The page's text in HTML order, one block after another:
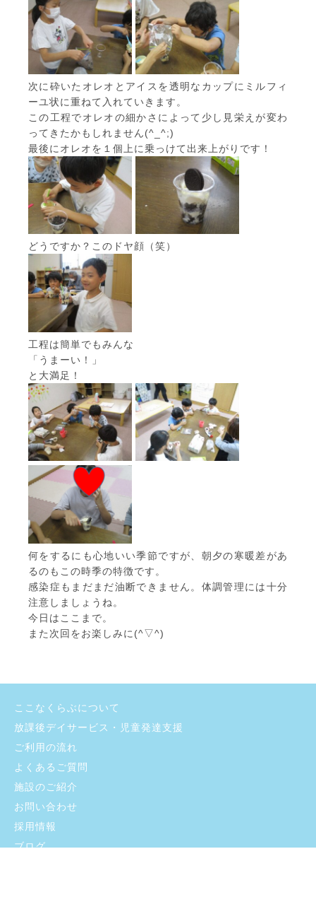
次に砕いたオレオとアイスを透明なカップにミルフィ
ーユ状に重ねて入れていきます。
この工程でオレオの細かさによって少し見栄えが変わ
ってきたかもしれません(^_^;)
最後にオレオを１個上に乗っけて出来上がりです！
どうですか？このドヤ顔（笑）
工程は簡単でもみんな
「うまーい！」
と大満足！
何をするにも心地いい季節ですが、朝夕の寒暖差があ
るのもこの時季の特徴です。
感染症もまだまだ油断できません。体調管理には十分
注意しましょうね。
今日はここまで。
また次回をお楽しみに(^▽^)
ここなくらぶについて
放課後デイサービス・児童発達支援
ご利用の流れ
よくあるご質問
施設のご紹介
お問い合わせ
採用情報
ブログ